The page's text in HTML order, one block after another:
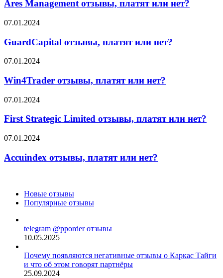
платят
или
нет?
Ares Management отзывы, платят или нет?
GuardCapital
платят
или
нет?
07.01.2024
GuardCapital отзывы, платят или нет?
Win4Trader
платят
или
нет?
07.01.2024
Win4Trader отзывы, платят или нет?
First
Limited
платят
нет?
07.01.2024
First Strategic Limited отзывы, платят или нет?
Accuindex
платят
или
07.01.2024
Accuindex отзывы, платят или нет?
Новые отзывы
Популярные отзывы
telegram @pporder отзывы
10.05.2025
Почему появляются негативные отзывы о Каркас Тайги
и что об этом говорят партнёры
25.09.2024